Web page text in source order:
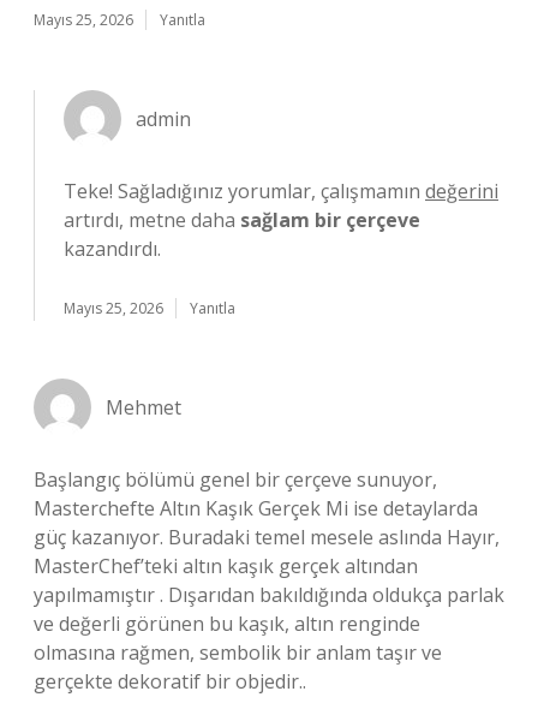
Mayıs 25, 2026 Yanıtla
admin
Teke! Sağladığınız yorumlar, çalışmamın değerini
artırdı, metne daha sağlam bir çerçeve
kazandırdı.
Mayıs 25, 2026 Yanıtla
Mehmet
Başlangıç bölümü genel bir çerçeve sunuyor,
Masterchefte Altın Kaşık Gerçek Mi ise detaylarda
güç kazanıyor. Buradaki temel mesele aslında Hayır,
MasterChef’teki altın kaşık gerçek altından
yapılmamıştır . Dışarıdan bakıldığında oldukça parlak
ve değerli görünen bu kaşık, altın renginde
olmasına rağmen, sembolik bir anlam taşır ve
gerçekte dekoratif bir objedir..